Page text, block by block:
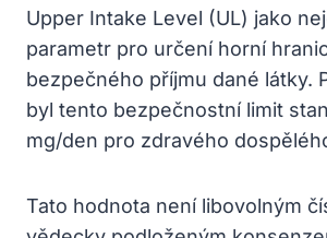
Upper Intake Level (UL) jako
parametr pro určení horní
bezpečného příjmu dané látky.
byl tento bezpečnostní limit
mg/den pro zdravého
Tato hodnota není libovolným